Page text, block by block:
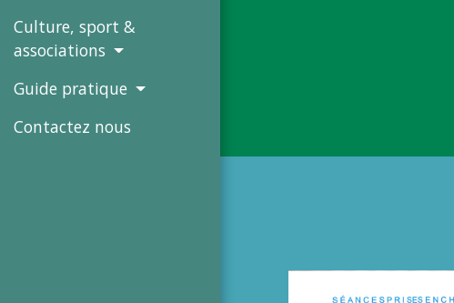
Culture, sport &
associations
Guide pratique
Contactez nous